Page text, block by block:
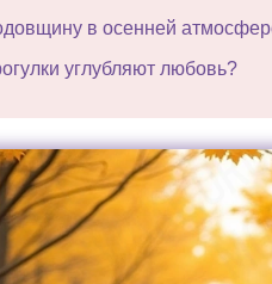
в осенней
углубляют любовь?